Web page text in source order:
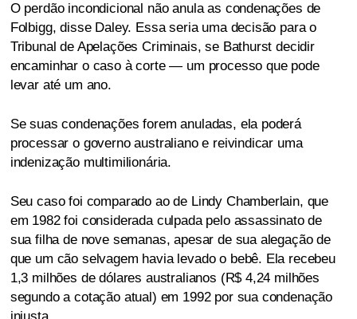
O perdão incondicional não anula as condenações de
Folbigg, disse Daley. Essa seria uma decisão para o
Tribunal de Apelações Criminais, se Bathurst decidir
encaminhar o caso à corte — um processo que pode
levar até um ano.
Se suas condenações forem anuladas, ela poderá
processar o governo australiano e reivindicar uma
indenização multimilionária.
Seu caso foi comparado ao de Lindy Chamberlain, que
em 1982 foi considerada culpada pelo assassinato de
sua filha de nove semanas, apesar de sua alegação de
que um cão selvagem havia levado o bebê. Ela recebeu
1,3 milhões de dólares australianos (R$ 4,24 milhões
segundo a cotação atual) em 1992 por sua condenação